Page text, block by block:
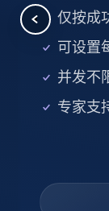
Searching
Name, URL,
Industries,
URL, Job
仅按成
可设置
并发不
专家支